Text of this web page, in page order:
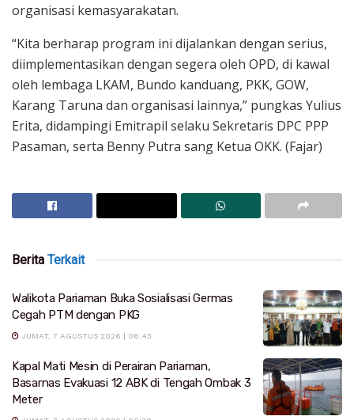
organisasi kemasyarakatan.
“Kita berharap program ini dijalankan dengan serius,
diimplementasikan dengan segera oleh OPD, di kawal
oleh lembaga LKAM, Bundo kanduang, PKK, GOW,
Karang Taruna dan organisasi lainnya,” pungkas Yulius
Erita, didampingi Emitrapil selaku Sekretaris DPC PPP
Pasaman, serta Benny Putra sang Ketua OKK. (Fajar)
Berita Terkait
Walikota Pariaman Buka Sosialisasi Germas
Cegah PTM dengan PKG
JUMAT, 7 AGUSTUS 2026 | 06:43
Kapal Mati Mesin di Perairan Pariaman,
Basarnas Evakuasi 12 ABK di Tengah Ombak 3
Meter